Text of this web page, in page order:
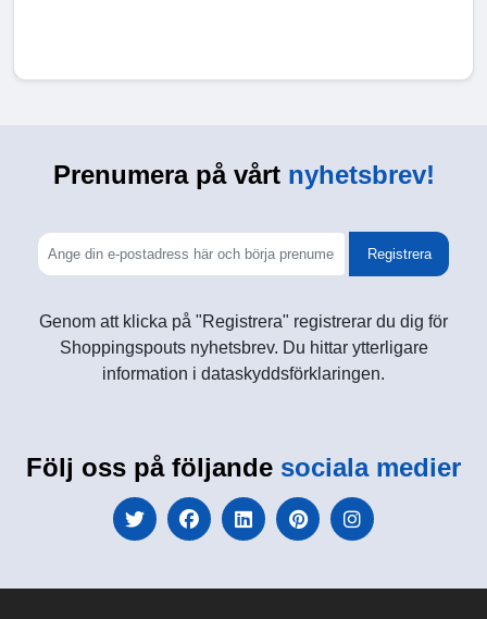
Prenumera på vårtnyhetsbrev!
Registrera
Genom att klicka på "Registrera" registrerar du dig för
Shoppingspouts nyhetsbrev. Du hittar ytterligare
information i dataskyddsförklaringen.
Följ oss på följande sociala medier